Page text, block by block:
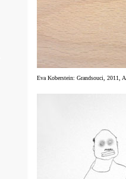
Eva Koberstein: Grandsouci,